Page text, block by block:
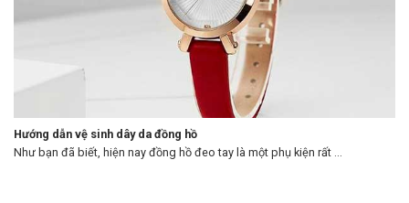
Hướng dẫn vệ sinh dây da đồng hồ
Như bạn đã biết, hiện nay đồng hồ đeo tay là một phụ kiện rất ...